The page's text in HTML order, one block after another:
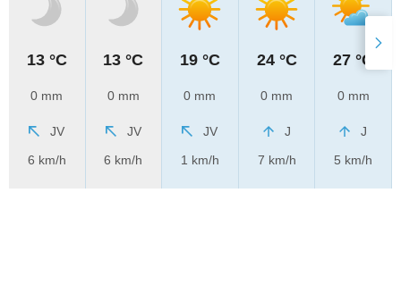
13 °C
0 mm
JV
6 km/h
13 °C
0 mm
JV
6 km/h
19 °C
0 mm
JV
1 km/h
24 °C
0 mm
J
7 km/h
27 °C
0 mm
J
5 km/h